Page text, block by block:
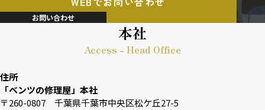
お問い合わせ
本社
Access - Head Office
住所
「ベンツの修理屋」本社
〒260-0807 千葉県千葉市中央区松ケ丘27-5